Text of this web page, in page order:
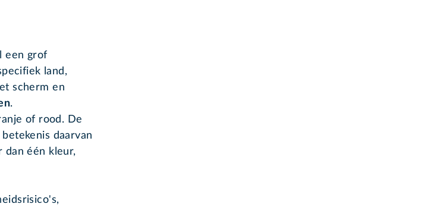
een grof
land,
scherm en
.
of rood. De
daarvan
dan één kleur,